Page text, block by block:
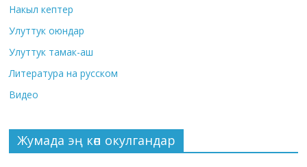
Накыл кептер
Улуттук оюндар
Улуттук тамак-аш
Литература на русском
Видео
Жумада эң көп окулгандар